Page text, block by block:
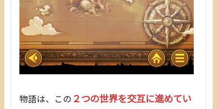
物語は、この ２つの世界を交互に進めてい